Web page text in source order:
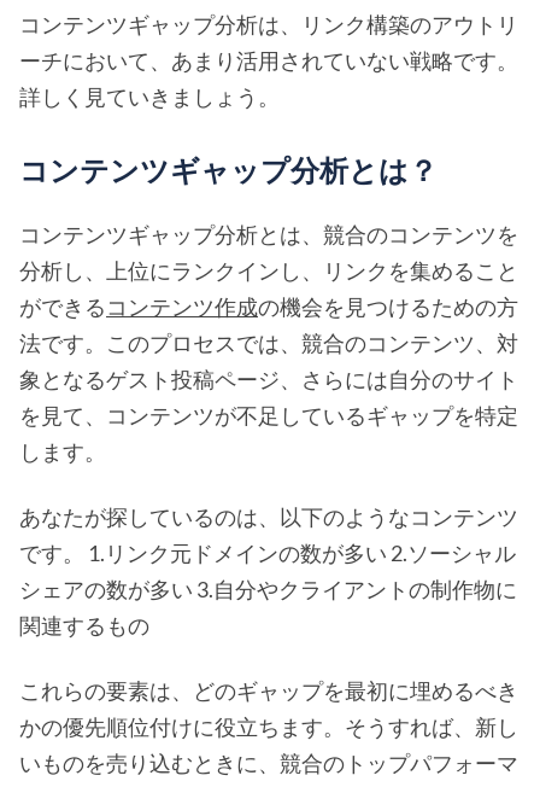
コンテンツギャップ分析は、リンク構築のアウトリ
ーチにおいて、あまり活用されていない戦略です。
詳しく見ていきましょう。
コンテンツギャップ分析とは？
コンテンツギャップ分析とは、競合のコンテンツを
分析し、上位にランクインし、リンクを集めること
ができるコンテンツ作成の機会を見つけるための方
法です。このプロセスでは、競合のコンテンツ、対
象となるゲスト投稿ページ、さらには自分のサイト
を見て、コンテンツが不足しているギャップを特定
します。
あなたが探しているのは、以下のようなコンテンツ
です。 1.リンク元ドメインの数が多い 2.ソーシャル
シェアの数が多い 3.自分やクライアントの制作物に
関連するもの
これらの要素は、どのギャップを最初に埋めるべき
かの優先順位付けに役立ちます。そうすれば、新し
いものを売り込むときに、競合のトップパフォーマ